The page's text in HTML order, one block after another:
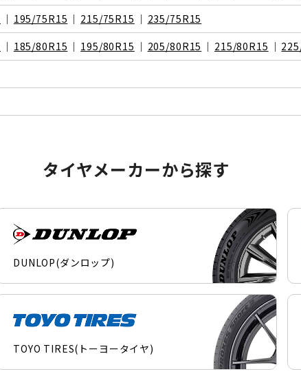
195/75R15 215/75R15
235/75R15
185/80R15 195/80R15 205/80R15 215/80R15
タイヤメーカーから探す
DUNLOP(ダンロップ)
TOYO TIRES(トーヨータイヤ)